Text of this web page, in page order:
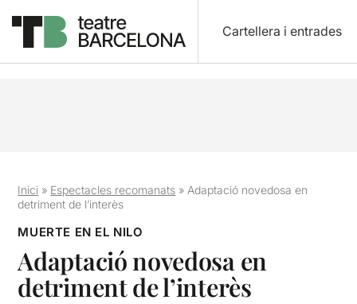
Cartellera i entrades
Inici » Espectacles recomanats » Adaptació novedosa en
detriment de l’interès
MUERTE EN EL NILO
Adaptació novedosa en
detriment de l’interès